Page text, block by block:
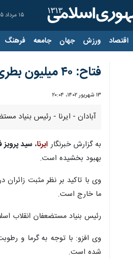
۱۵ مرداد ۱۴۰۵
اقتصاد ورزش جهان جامعه فرهنگ
فتاح: ۴۰ میلیون بطری آب توسط بنیاد مستضعفان در مرزهای هشت گانه تامین شد
۱۳ شهریور ۱۴۰۲، ۲۰:۰۴
آبادان - ایرنا - رئیس بنیاد مستضعفان انقلاب اسلامی گفت: ۴۰ میلیون بطری آب توسط این
به گزارش خبرنگار ایرنا، سید پرویز
بهبود بخشیده است.
وی با تاکید بر نظر مثبت
ما خارج است.
رئیس بنیاد مستضعفان انقلاب
وی افزو: با توجه به گرما و
شده است.